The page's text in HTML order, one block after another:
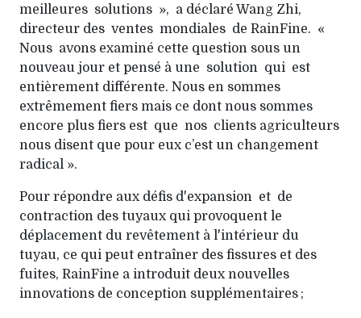
meilleures solutions », a déclaré Wang Zhi,
directeur des ventes mondiales de RainFine. «
Nous avons examiné cette question sous un
nouveau jour et pensé à une solution qui est
entièrement différente. Nous en sommes
extrêmement fiers mais ce dont nous sommes
encore plus fiers est que nos clients agriculteurs
nous disent que pour eux c’est un changement
radical ».
Pour répondre aux défis d'expansion et de
contraction des tuyaux qui provoquent le
déplacement du revêtement à l'intérieur du
tuyau, ce qui peut entraîner des fissures et des
fuites, RainFine a introduit deux nouvelles
innovations de conception supplémentaires ;